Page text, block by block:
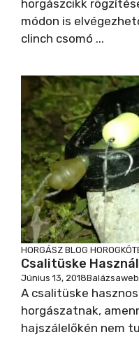
horgászcikk
módon is
clinch csomó ...
HORGÁSZ BLOG
Csalitüske
Június 13, 2018
A csalitüske
horgászatnak,
hajszálelőkén nem